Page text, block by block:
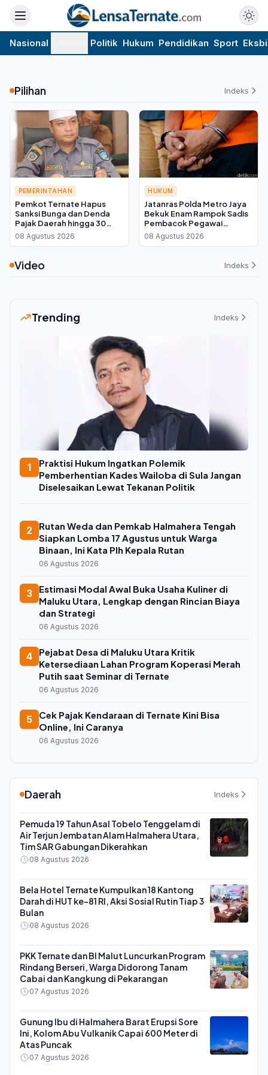
Nasional Politik Hukum Pendidikan Sport
Pilihan Indeks
PEMERINTAHAN
Pemkot Ternate Hapus
Sanksi Bunga dan Denda
Pajak Daerah hingga 30
September 2026, Cukup
Bayar Pokok
08 Agustus 2026
HUKUM
Jatanras Polda Metro Jaya
Bekuk Enam Rampok Sadis
Pembacok Pegawai
Koperasi di Cibitung
08 Agustus 2026
Video Indeks
Trending Indeks
1
Praktisi Hukum Ingatkan Polemik
Pemberhentian Kades Wailoba di Sula Jangan
Diselesaikan Lewat Tekanan Politik
2
Rutan Weda dan Pemkab Halmahera Tengah
Siapkan Lomba 17 Agustus untuk Warga
Binaan, Ini Kata Plh Kepala Rutan
06 Agustus 2026
3
Estimasi Modal Awal Buka Usaha Kuliner di
Maluku Utara, Lengkap dengan Rincian Biaya
dan Strategi
06 Agustus 2026
4
Pejabat Desa di Maluku Utara Kritik
Ketersediaan Lahan Program Koperasi Merah
Putih saat Seminar di Ternate
06 Agustus 2026
5
Cek Pajak Kendaraan di Ternate Kini Bisa
Online, Ini Caranya
06 Agustus 2026
Daerah Indeks
Pemuda 19 Tahun Asal Tobelo Tenggelam di
Air Terjun Jembatan Alam Halmahera Utara,
Tim SAR Gabungan Dikerahkan
08 Agustus 2026
Bela Hotel Ternate Kumpulkan 18 Kantong
Darah di HUT ke-81 RI, Aksi Sosial Rutin Tiap 3
Bulan
08 Agustus 2026
PKK Ternate dan BI Malut Luncurkan Program
Rindang Berseri, Warga Didorong Tanam
Cabai dan Kangkung di Pekarangan
07 Agustus 2026
Gunung Ibu di Halmahera Barat Erupsi Sore
Ini, Kolom Abu Vulkanik Capai 600 Meter di
Atas Puncak
07 Agustus 2026